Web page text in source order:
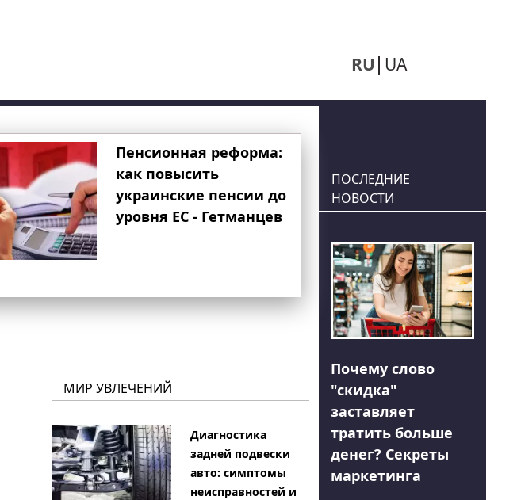
RU UA
Пенсионная реформа:
как повысить
украинские пенсии до
уровня ЕС - Гетманцев
МИР УВЛЕЧЕНИЙ
Диагностика
задней подвески
авто: симптомы
неисправностей и
ПОСЛЕДНИЕ
НОВОСТИ
Почему слово
"скидка"
заставляет
тратить больше
денег? Секреты
маркетинга